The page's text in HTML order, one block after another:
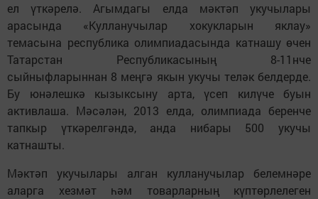
ел үткәрелә. Агымдагы елда мәктәп укучылары
арасында «Кулланучылар хокукларын яклау»
темасына республика олимпиадасында катнашу өчен
Татарстан Республикасының 8-11нче
сыйныфларыннан 8 меңгә якын укучы теләк белдерде.
Бу юнәлешкә кызыксыну арта, үсеп килүче буын
активлаша. Мәсәлән, 2013 елда, олимпиада беренче
тапкыр үткәрелгәндә, анда нибары 500 укучы
катнашты.
Мәктәп укучылары алган кулланучылар белемнәре
аларга хезмәт һәм товарларның күптөрлелеген